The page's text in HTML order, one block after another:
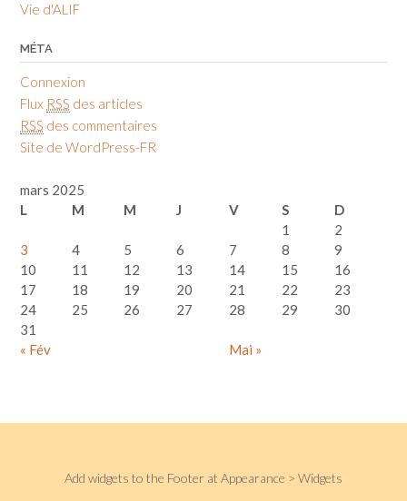
Vie d'ALIF
MÉTA
Connexion
Flux RSS des articles
RSS des commentaires
Site de WordPress-FR
mars 2025
L
M M J V S D
« Fév Mai »
1
2
3
4 5 6 7 8
9
10
11 12 13 14 15
16
17
18 19 20 21 22
23
24
25 26 27 28 29
30
31
Add widgets to the Footer at Appearance > Widgets